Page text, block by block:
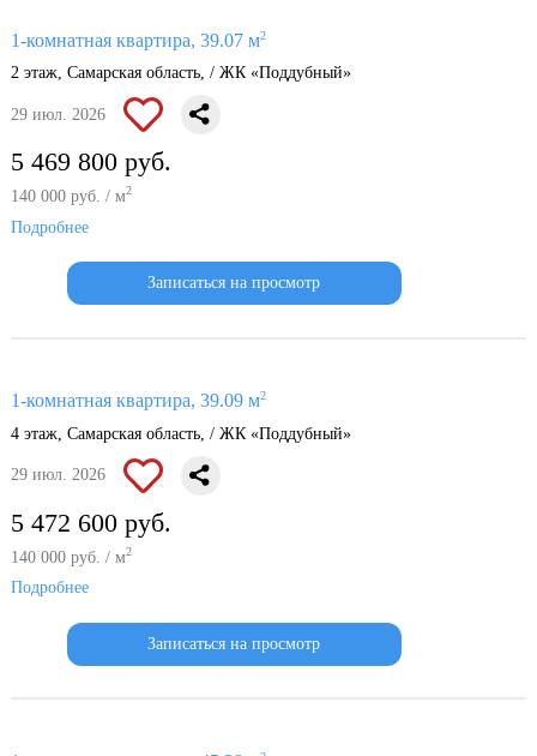
1-комнатная квартира, 39.07 м2
2 этаж, Самарская область, / ЖК «Поддубный»
29 июл. 2026
5 469 800 руб.
140 000 руб. / м2
Подробнее
Записаться на просмотр
1-комнатная квартира, 39.09 м2
4 этаж, Самарская область, / ЖК «Поддубный»
29 июл. 2026
5 472 600 руб.
140 000 руб. / м2
Подробнее
Записаться на просмотр